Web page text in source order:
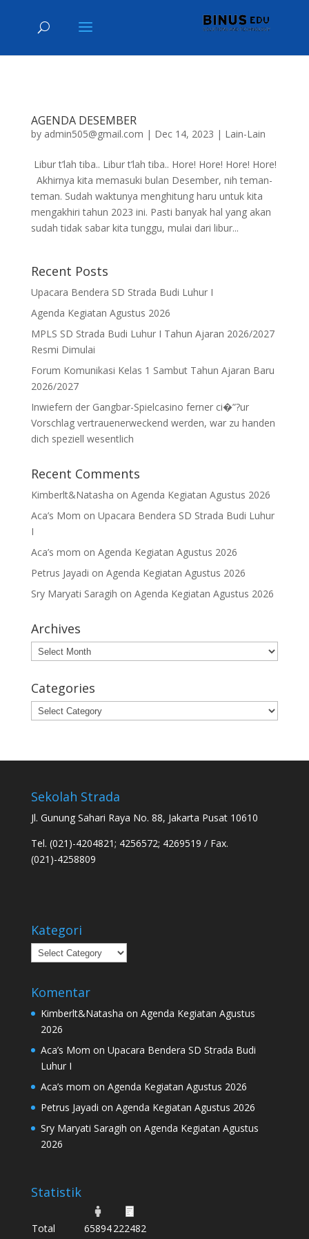
AGENDA DESEMBER
by admin505@gmail.com | Dec 14, 2023 | Lain-Lain
Libur t’lah tiba.. Libur t’lah tiba.. Hore! Hore! Hore! Hore!
Akhirnya kita memasuki bulan Desember, nih teman-
teman. Sudah waktunya menghitung haru untuk kita
mengakhiri tahun 2023 ini. Pasti banyak hal yang akan
sudah tidak sabar kita tunggu, mulai dari libur...
Recent Posts
Upacara Bendera SD Strada Budi Luhur I
Agenda Kegiatan Agustus 2026
MPLS SD Strada Budi Luhur I Tahun Ajaran 2026/2027
Resmi Dimulai
Forum Komunikasi Kelas 1 Sambut Tahun Ajaran Baru
2026/2027
Inwiefern der Gangbar-Spielcasino ferner ci�”?ur
Vorschlag vertrauenerweckend werden, war zu handen
dich speziell wesentlich
Recent Comments
Kimberlt&Natasha on Agenda Kegiatan Agustus 2026
Aca’s Mom on Upacara Bendera SD Strada Budi Luhur
I
Aca’s mom on Agenda Kegiatan Agustus 2026
Petrus Jayadi on Agenda Kegiatan Agustus 2026
Sry Maryati Saragih on Agenda Kegiatan Agustus 2026
Archives
Archives
Categories
Categories
Sekolah Strada
Jl. Gunung Sahari Raya No. 88, Jakarta Pusat 10610
Tel. (021)-4204821; 4256572; 4269519 / Fax.
(021)-4258809
Kategori
Kategori
Komentar
Kimberlt&Natasha on Agenda Kegiatan Agustus
2026
Aca’s Mom on Upacara Bendera SD Strada Budi
Luhur I
Aca’s mom on Agenda Kegiatan Agustus 2026
Petrus Jayadi on Agenda Kegiatan Agustus 2026
Sry Maryati Saragih on Agenda Kegiatan Agustus
2026
Statistik
Total 65894222482